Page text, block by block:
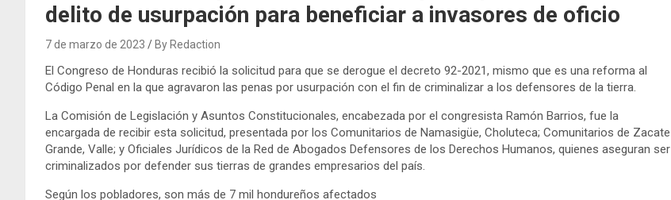
delito de usurpación para beneficiar a invasores de oficio
7 de marzo de 2023 By Redaction
El Congreso de Honduras recibió la solicitud para que se derogue el decreto 92-2021, mismo que es una reforma al
Código Penal en la que agravaron las penas por usurpación con el fin de criminalizar a los defensores de la tierra.
La Comisión de Legislación y Asuntos Constitucionales, encabezada por el congresista Ramón Barrios, fue la
encargada de recibir esta solicitud, presentada por los Comunitarios de Namasigüe, Choluteca; Comunitarios de Zacate
Grande, Valle; y Oficiales Jurídicos de la Red de Abogados Defensores de los Derechos Humanos, quienes aseguran ser
criminalizados por defender sus tierras de grandes empresarios del país.
Según los pobladores, son más de 7 mil hondureños afectados